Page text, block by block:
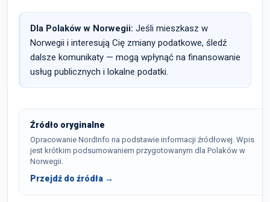
Dla Polaków w Norwegii: Jeśli mieszkasz w
Norwegii i interesują Cię zmiany podatkowe, śledź
dalsze komunikaty — mogą wpłynąć na finansowanie
usług publicznych i lokalne podatki.
Źródło oryginalne
Opracowanie NordInfo na podstawie informacji źródłowej. Wpis
jest krótkim podsumowaniem przygotowanym dla Polaków w
Norwegii.
Przejdź do źródła →